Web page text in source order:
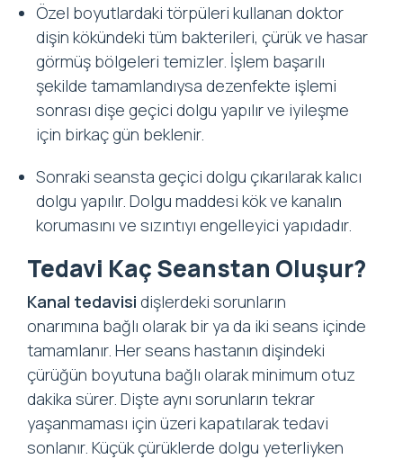
Özel boyutlardaki törpüleri kullanan doktor
dişin kökündeki tüm bakterileri, çürük ve hasar
görmüş bölgeleri temizler. İşlem başarılı
şekilde tamamlandıysa dezenfekte işlemi
sonrası dişe geçici dolgu yapılır ve iyileşme
için birkaç gün beklenir.
Sonraki seansta geçici dolgu çıkarılarak kalıcı
dolgu yapılır. Dolgu maddesi kök ve kanalın
korumasını ve sızıntıyı engelleyici yapıdadır.
Tedavi Kaç Seanstan Oluşur?
Kanal tedavisi dişlerdeki sorunların
onarımına bağlı olarak bir ya da iki seans içinde
tamamlanır. Her seans hastanın dişindeki
çürüğün boyutuna bağlı olarak minimum otuz
dakika sürer. Dişte aynı sorunların tekrar
yaşanmaması için üzeri kapatılarak tedavi
sonlanır. Küçük çürüklerde dolgu yeterliyken